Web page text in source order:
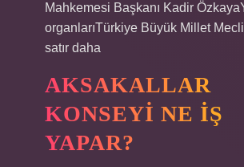
Mahkemesi Başkanı Kadir
organlarıTürkiye Büyük Millet
satır daha
AKSAKALLAR
KONSEYI NE IŞ
YAPAR?